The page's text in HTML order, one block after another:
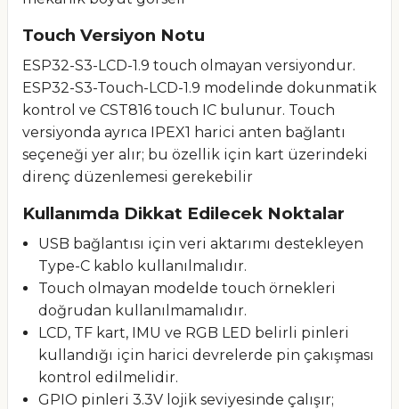
Touch Versiyon Notu
ESP32-S3-LCD-1.9 touch olmayan versiyondur.
ESP32-S3-Touch-LCD-1.9 modelinde dokunmatik
kontrol ve CST816 touch IC bulunur. Touch
versiyonda ayrıca IPEX1 harici anten bağlantı
seçeneği yer alır; bu özellik için kart üzerindeki
direnç düzenlemesi gerekebilir
Kullanımda Dikkat Edilecek Noktalar
USB bağlantısı için veri aktarımı destekleyen
Type-C kablo kullanılmalıdır.
Touch olmayan modelde touch örnekleri
doğrudan kullanılmamalıdır.
LCD, TF kart, IMU ve RGB LED belirli pinleri
kullandığı için harici devrelerde pin çakışması
kontrol edilmelidir.
GPIO pinleri 3.3V lojik seviyesinde çalışır;